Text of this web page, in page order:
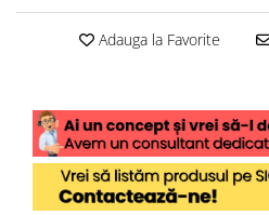
Adauga la Favorite